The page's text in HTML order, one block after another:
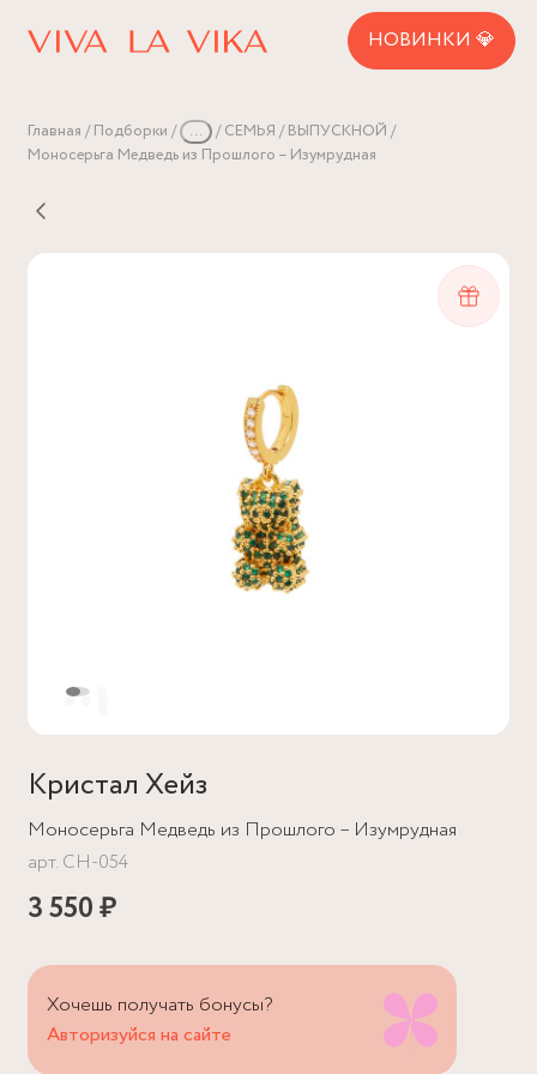
НОВИНКИ 💎
Главная Подборки ... СЕМЬЯ
ВЫПУСКНОЙ
Моносерьга Медведь из Прошлого – Изумрудная
Кристал Хейз
Моносерьга Медведь из Прошлого – Изумрудная
арт. CH-054
3 550 ₽
Хочешь получать бонусы?
Авторизуйся на сайте